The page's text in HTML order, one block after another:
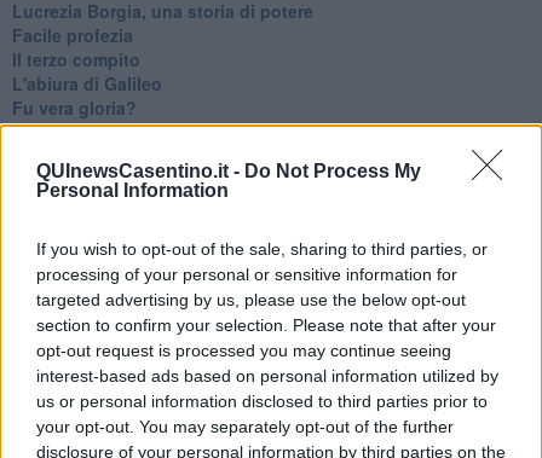
QUInewsCasentino.it - Do Not Process My
Personal Information
If you wish to opt-out of the sale, sharing to third parties, or
processing of your personal or sensitive information for
targeted advertising by us, please use the below opt-out
section to confirm your selection. Please note that after your
opt-out request is processed you may continue seeing
interest-based ads based on personal information utilized by
us or personal information disclosed to third parties prior to
your opt-out. You may separately opt-out of the further
disclosure of your personal information by third parties on the
​Lucrezia Borgia, una storia di potere
Facile profezia
Il terzo compito
L'abiura di Galileo
Fu vera gloria?
La guerricciola delle due rose
Alla fermata dell'autobus
La repressione sessuale per sentito dire
Foto storica
Esequie solenni
Nostalgia del sangue blu
Teste calde
Non avere e non essere
Armiamoci e... avviatevi
Da Capodanno a Carnevale
Schizzi di fango
Sor-riso amaro